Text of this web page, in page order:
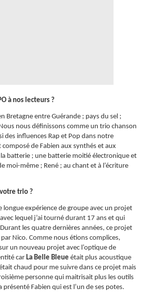
à nos lecteurs ?
Bretagne entre Guérande ; pays du sel ;
nous définissons comme un trio chanson
des influences Rap et Pop dans notre
de Fabien aux synthés et aux
la batterie ; une batterie moitié électronique et
moi-même ; René ; au chant et à l’écriture
trio ?
longue expérience de groupe avec un projet
avec lequel j’ai tourné durant 17 ans et qui
les quatre dernières années, ce projet
Nico. Comme nous étions complices,
un nouveau projet avec l’optique de
car La Belle Bleue était plus acoustique
chaud pour me suivre dans ce projet mais
personne qui maitrisait plus les outils
présenté Fabien qui est l’un de ses potes.